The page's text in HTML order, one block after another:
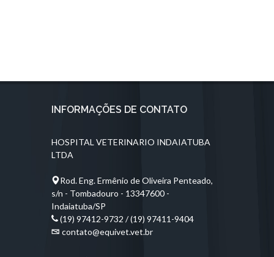
INFORMAÇÕES DE CONTATO
HOSPITAL VETERINARIO INDAIATUBA
LTDA
Rod. Eng. Ermênio de Oliveira Penteado,
s/n - Tombadouro - 13347600 -
Indaiatuba/SP
(19) 97412-9732 / (19) 97411-9404
contato@equivet.vet.br